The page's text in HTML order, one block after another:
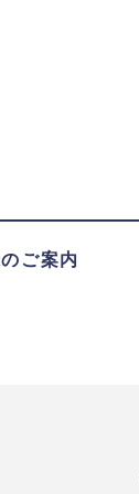
ご案内